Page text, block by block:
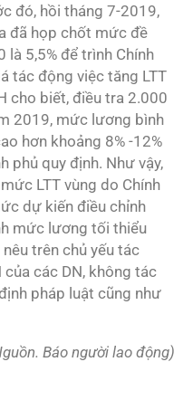
đó, hồi tháng 7-2019,
đã họp chốt mức đề
là 5,5% để trình Chính
tác động việc tăng LTT
cho biết, điều tra 2.000
2019, mức lương bình
hơn khoảng 8% -12%
phủ quy định. Như vậy,
LTT vùng do Chính
dự kiến điều chỉnh
mức lương tối thiểu
trên chủ yếu tác
các DN, không tác
pháp luật cũng như
Báo người lao động)